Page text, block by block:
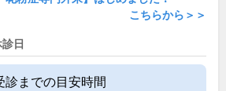
こちらから＞＞
日
診までの目安時間